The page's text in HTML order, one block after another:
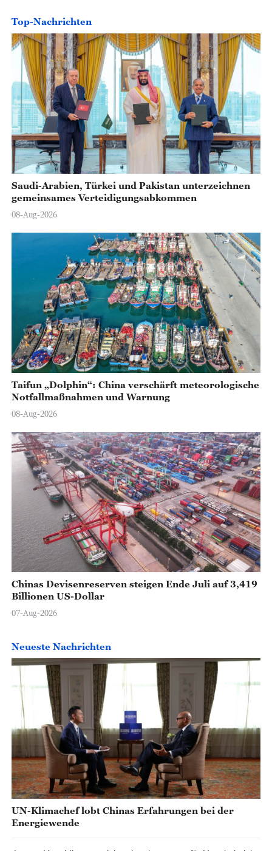
a
y
V
i
d
e
o
Top-Nachrichten
Saudi-Arabien, Türkei und Pakistan unterzeichnen
gemeinsames Verteidigungsabkommen
08-Aug-2026
Taifun „Dolphin“: China verschärft meteorologische
Notfallmaßnahmen und Warnung
08-Aug-2026
Chinas Devisenreserven steigen Ende Juli auf 3,419
Billionen US-Dollar
07-Aug-2026
Neueste Nachrichten
UN-Klimachef lobt Chinas Erfahrungen bei der
Energiewende